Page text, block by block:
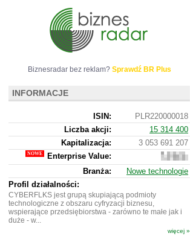
Biznesradar bez reklam? Sprawdź BR Plus
INFORMACJE
ISIN:
PLR220000018
Liczba akcji:
15 314 400
Kapitalizacja:
3 053 691 207
Enterprise Value:
610
277
Branża:
Nowe technologie
Profil działalności:
CYBERFLKS jest grupą skupiającą podmioty
technologiczne z obszaru cyfryzacji biznesu,
wspierające przedsiębiorstwa - zarówno te małe jak i
duże - w...
więcej »